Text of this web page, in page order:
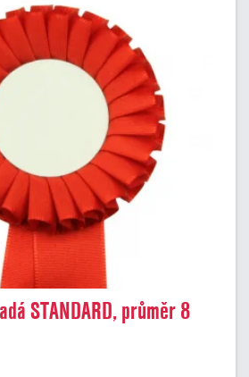
STANDARD, průměr 8